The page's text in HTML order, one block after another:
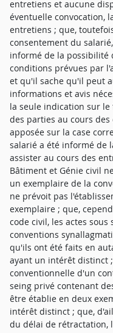
entretiens et aucune
éventuelle convocation,
entretiens ; que,
consentement du
informé de la possibilité
conditions prévues par
et qu'il sache qu'il peut
informations et avis
la seule indication sur
des parties au cours
apposée sur la case
salarié a été informé de
assister au cours des
Bâtiment et Génie civil
un exemplaire de la
ne prévoit pas
exemplaire ; que,
code civil, les actes
conventions
qu'ils ont été faits en
ayant un intérêt distinct
conventionnelle d'un
seing privé contenant
être établie en deux
intérêt distinct ; que,
du délai de rétractation,